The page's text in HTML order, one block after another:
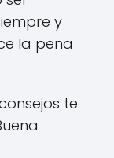
y
la pena
te